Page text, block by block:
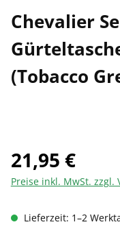
Chevalier
(Tobacco
21,95 €
Preise inkl. MwSt. zzgl.
Lieferzeit: 1–2